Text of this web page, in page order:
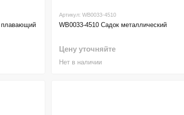
плавающий
Артикул: WB0033-4510
WB0033-4510 Садок металлический
Цену уточняйте
Нет в наличии